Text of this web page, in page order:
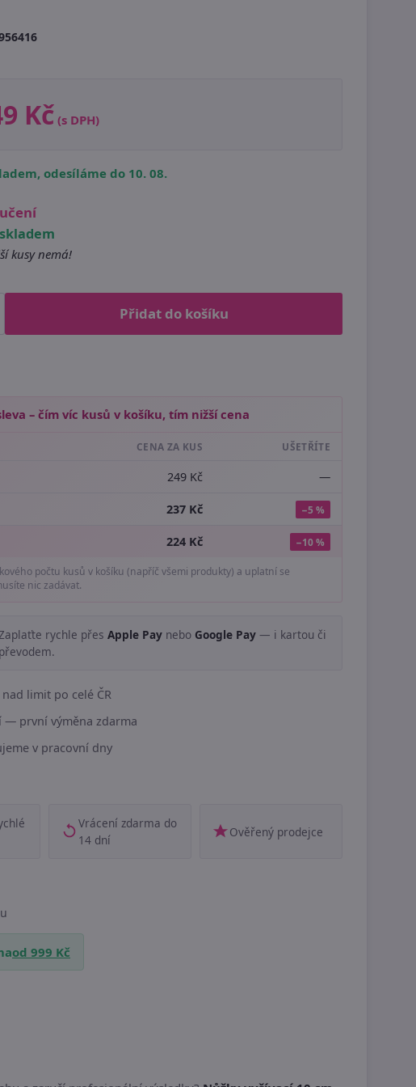
Kč (s DPH)
odesíláme do 10. 08.
kusy nemá!
Přidat do košíku
– čím víc kusů v košíku, tím nižší cena
CENA ZA KUS UŠETŘÍTE
249 Kč —
237 Kč −5 %
224 Kč −10 %
počtu kusů v košíku (napříč všemi produkty) a uplatní se
nic zadávat.
rychle přes Apple Pay nebo Google Pay — i kartou či
převodem.
limit po celé ČR
— první výměna zdarma
v pracovní dny
Vrácení zdarma do
14 dní
Ověřený prodejce
od 999 Kč